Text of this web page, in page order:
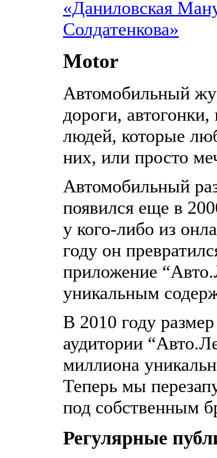
«Даниловская
Солдатенкова»
Motor
Автомобильный
дороги,
людей, которые
них, или просто
Автомобильный
появился еще в
у кого-либо из
году он
приложение
уникальным
В 2010 году
аудитории
миллиона
Теперь мы
под собственным
Регулярные